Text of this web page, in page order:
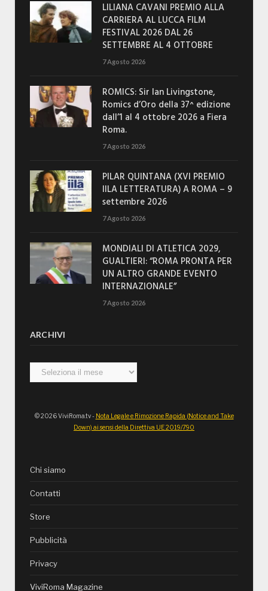
LILIANA CAVANI PREMIO ALLA
CARRIERA AL LUCCA FILM
FESTIVAL 2026 DAL 26
SETTEMBRE AL 4 OTTOBRE
7 Agosto 2026
ROMICS: Sir Ian Livingstone,
Romics d’Oro della 37^ edizione
dall’1 al 4 ottobre 2026 a Fiera
Roma.
7 Agosto 2026
PILAR QUINTANA (XVI PREMIO
IILA LETTERATURA) A ROMA – 9
settembre 2026
7 Agosto 2026
MONDIALI DI ATLETICA 2029,
GUALTIERI: “ROMA PRONTA PER
UN ALTRO GRANDE EVENTO
INTERNAZIONALE”
7 Agosto 2026
ARCHIVI
Archivi
© 2026 ViviRoma.tv - Nota Legale e Rimozione Rapida (Notice and Take
Down) ai sensi della Direttiva UE 2019/790
Chi siamo
Contatti
Store
Pubblicità
Privacy
ViviRoma Magazine